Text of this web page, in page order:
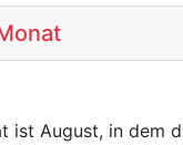
ist August, in dem